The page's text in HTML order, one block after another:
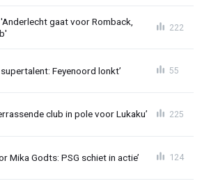
'Anderlecht gaat voor Romback,
222
Feyenoord lonkt’ 55
club in pole voor Lukaku’ 225
Mika Godts: PSG schiet in actie’ 124